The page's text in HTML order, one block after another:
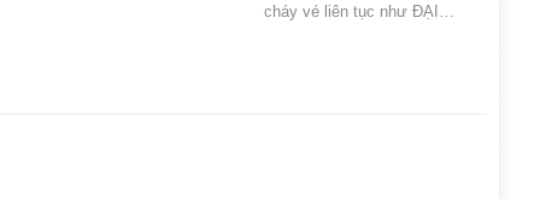
cháy vé liên tục như ĐẠI…